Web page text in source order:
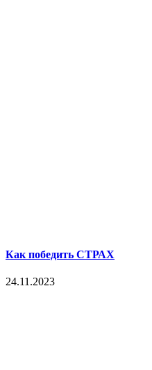
Как победить СТРАХ
24.11.2023